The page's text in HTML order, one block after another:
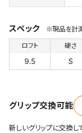
スペック ※現品を計
ロフト
9.5
硬さ
S
グリップ交換可能
新しいグリップに交換し